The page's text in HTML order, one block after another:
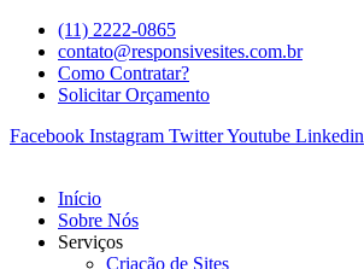
(11) 2222-0865
contato@responsivesites.com.br
Como Contratar?
Solicitar Orçamento
Facebook Instagram TwitterYoutube Linkedin
Início
Sobre Nós
Serviços
Criação de Sites